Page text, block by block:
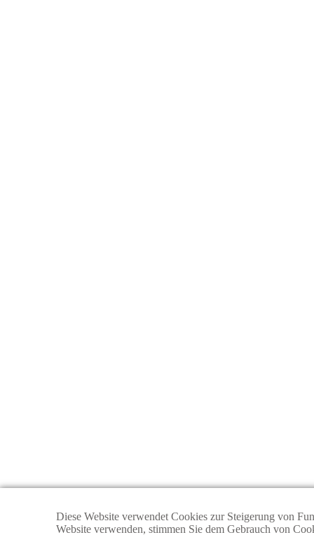
Diese Website verwendet Cookies zur Steigerung von
Website verwenden, stimmen Sie dem Gebrauch von